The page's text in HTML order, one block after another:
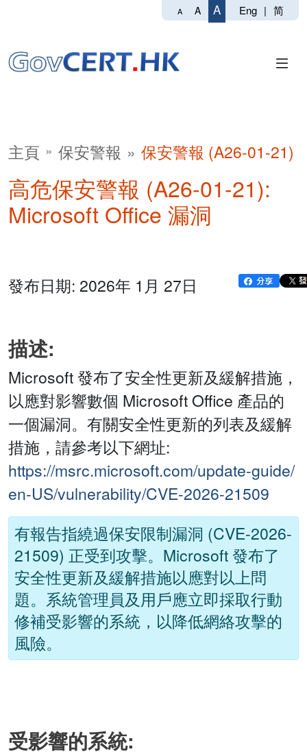
A A A Eng | 简
主頁 保安警報 保安警報 (A26-01-21)
高危保安警報 (A26-01-21):
Microsoft Office 漏洞
發布日期: 2026年 1月 27日
描述:
Microsoft 發布了安全性更新及緩解措施，
以應對影響數個 Microsoft Office 產品的
一個漏洞。有關安全性更新的列表及緩解
措施，請參考以下網址:
https://msrc.microsoft.com/update-guide/
en-US/vulnerability/CVE-2026-21509
有報告指繞過保安限制漏洞 (CVE-2026-
21509) 正受到攻擊。Microsoft 發布了
安全性更新及緩解措施以應對以上問
題。系統管理員及用戶應立即採取行動
修補受影響的系統，以降低網絡攻擊的
風險。
受影響的系統: